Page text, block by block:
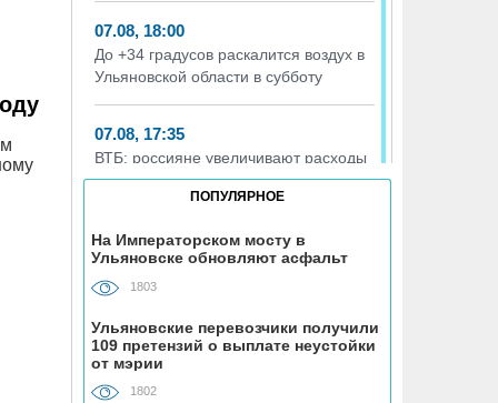
07.08, 18:00
До +34 градусов раскалится воздух в
Ульяновской области в субботу
07.08, 17:35
ВТБ: россияне увеличивают расходы
на спорт и здоровый образ жизни
07.08, 17:35
В Чердаклинском районе в ДТП
попал 14-летний подросток
07.08, 17:00
«Ульяновскэнерго» передали под
управление нового лидера из
ПОПУЛЯРНОЕ
На Императорском мосту в
Ульяновске обновляют асфальт
1803
Ульяновские перевозчики получили
109 претензий о выплате неустойки
от мэрии
1802